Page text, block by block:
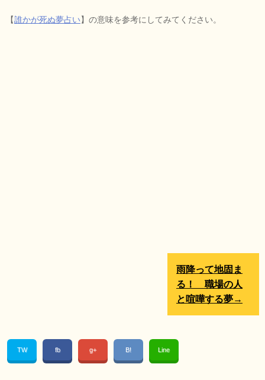
【誰かが死ぬ夢占い】の意味を参考にしてみてください。
雨降って地固ま
る！ 職場の人
と喧嘩する夢→
TW fb g+ B! Line